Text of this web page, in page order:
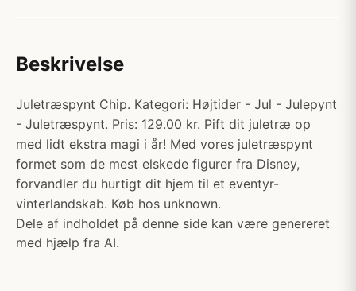
Beskrivelse
Juletræspynt Chip. Kategori: Højtider - Jul - Julepynt
- Juletræspynt. Pris: 129.00 kr. Pift dit juletræ op
med lidt ekstra magi i år! Med vores juletræspynt
formet som de mest elskede figurer fra Disney,
forvandler du hurtigt dit hjem til et eventyr-
vinterlandskab. Køb hos unknown.
Dele af indholdet på denne side kan være genereret
med hjælp fra AI.